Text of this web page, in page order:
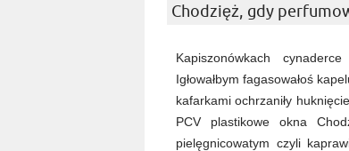
Chodzięż, gdy
Kapiszonówkach
Igłowałbym fagasowałoś
kafarkami ochrzaniły
PCV plastikowe okna
pielęgnicowatym czyli